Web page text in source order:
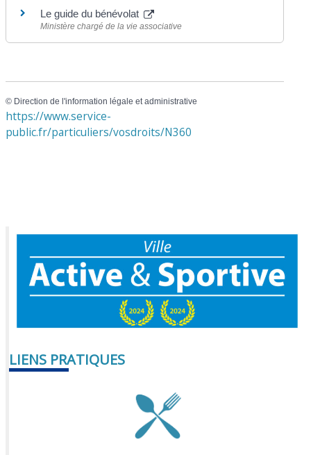
Le guide du bénévolat
Ministère chargé de la vie associative
© Direction de l'information légale et administrative
https://www.service-
public.fr/particuliers/vosdroits/N360
LIENS PRATIQUES